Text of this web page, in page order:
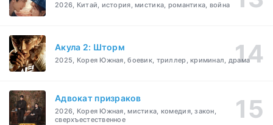
2026, Китай, история, мистика, романтика, война
Акула 2: Шторм
2025, Корея Южная, боевик, триллер, криминал, драма
Адвокат призраков
2026, Корея Южная, мистика, комедия, закон,
сверхъестественное